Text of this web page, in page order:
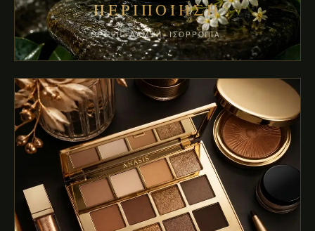
ΠΕΡΙΠΟΊΗΣΗ
ΘΡΈΨΗ. ΛΆΜΨΗ. ΙΣΟΡΡΟΠΊΑ.